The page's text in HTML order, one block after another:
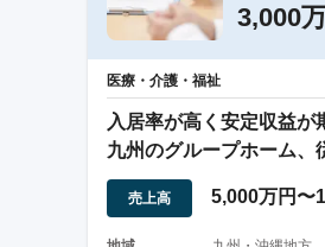
3,000
医療・介護・福祉
入居率が高く安定収益が
九州のグループホーム、
雇用
売上高 5,000万円〜